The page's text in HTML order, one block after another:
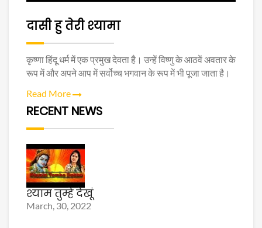
दासी हु तेरी श्यामा
कृष्णा हिंदू धर्म में एक प्रमुख देवता है। उन्हें विष्णु के आठवें अवतार के
रूप में और अपने आप में सर्वोच्च भगवान के रूप में भी पूजा जाता है।
Read More
RECENT NEWS
श्याम तुम्हे देखूं
March, 30, 2022